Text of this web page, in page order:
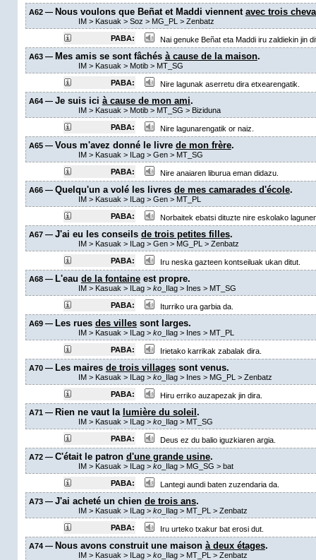
A62 — Nous voulons que Beñat et Maddi viennent avec trois
IM> Kasuak > Soz > MG_PL > Zenbatz
PABA:
Nai genuke Beñat eta Maddi iru zaldiekin jin
A63 — Mes amis se sont fâchés à cause de la maison.
IM> Kasuak > Motib> MT_SG
PABA:
Nire lagunak aserretu dira etxearengatik.
A64 — Je suis ici à cause de mon ami.
IM> Kasuak > Motib> MT_SG > Biziduna
PABA:
Nire lagunarengatik or naiz.
A65 — Vous m'avez donné le livre de mon frère.
IM> Kasuak > ILag> Gen> MT_SG
PABA:
Nire anaiaren liburua eman didazu.
A66 — Quelqu'un a volé les livres de mes camarades d'école.
IM> Kasuak > ILag> Gen> MT_PL
PABA:
Norbaitek ebatsi dituzte nire eskolako
A67 — J'ai eu les conseils de trois petites filles.
IM> Kasuak > ILag> Gen> MG_PL > Zenbatz
PABA:
Iru neska gazteen kontseiluak ukan ditut.
A68 — L'eau de la fontaineest propre.
IM> Kasuak > ILag> ko_Ilag> Ines > MT_SG
PABA:
Iturriko ura garbia da.
A69 — Les rues des villessont larges.
IM> Kasuak > ILag> ko_Ilag> Ines > MT_PL
PABA:
Irietako karrikak zabalak dira.
A70 — Les maires de trois villagessont venus.
IM> Kasuak > ILag> ko_Ilag> Ines > MG_PL > Zenbatz
PABA:
Hiru erriko auzapezak jin dira.
A71 — Rien ne vaut la lumière du soleil .
IM> Kasuak > ILag> ko_Ilag> MT_SG
PABA:
Deus ez du balio iguzkiaren argia.
A72 — C'était le patron d'une grande usine.
IM> Kasuak > ILag> ko_Ilag> MG_SG > bat
PABA:
Lantegi aundi baten zuzendaria da.
A73 — J'ai acheté un chien de trois ans.
IM> Kasuak > ILag> ko_Ilag> MT_PL > Zenbatz
PABA:
Iru urteko txakur bat erosi dut.
A74 — Nous avons construit une maison à deux étages.
IM> Kasuak > ILag> ko_Ilag> MT_PL > Zenbatz